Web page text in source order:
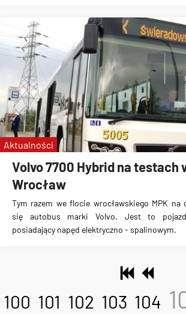
Volvo 7700 Hybrid na testach
Wrocław
Tym razem we flocie wrocławskiego MPK na
się autobus marki Volvo. Jest to
posiadający napęd elektryczno - spalinowym.
Aktualności
100 101 102 103 104